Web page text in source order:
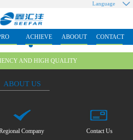
Language
ACHIEVE ABOOUT CONTACT
AND HIGH QUALITY
ABOUT US
Company Contact Us